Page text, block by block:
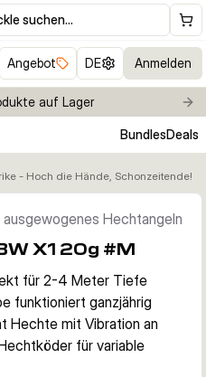
suchen…
Angebot DE Anmelden
auf Lager
BundlesDeals
- Hoch die Hände, Schonzeitende!
Klicken um Zoom zu aktivieren
Hechtangeln
X1 20g #M
für 2-4 Meter Tiefe
funktioniert ganzjährig
Hechte mit Vibration an
für variable